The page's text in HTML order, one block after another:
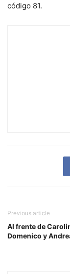
código 81.
Previous article
Al frente de
Domenico y